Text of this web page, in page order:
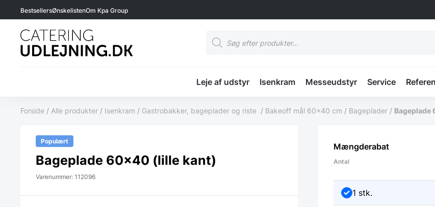
BestsellersØnskelistenOm Kpa Group
search
Leje af udstyr Isenkram Messeudstyr Service
Forside / Alle produkter / Isenkram / Gastrobakker, bageplader og riste / Bakeoff mål 60x40 cm / Bageplader / Bageplade
Populært
Bageplade 60×40 (lille kant)
Varenummer: 112096
Mængderabat
Antal
1 stk.